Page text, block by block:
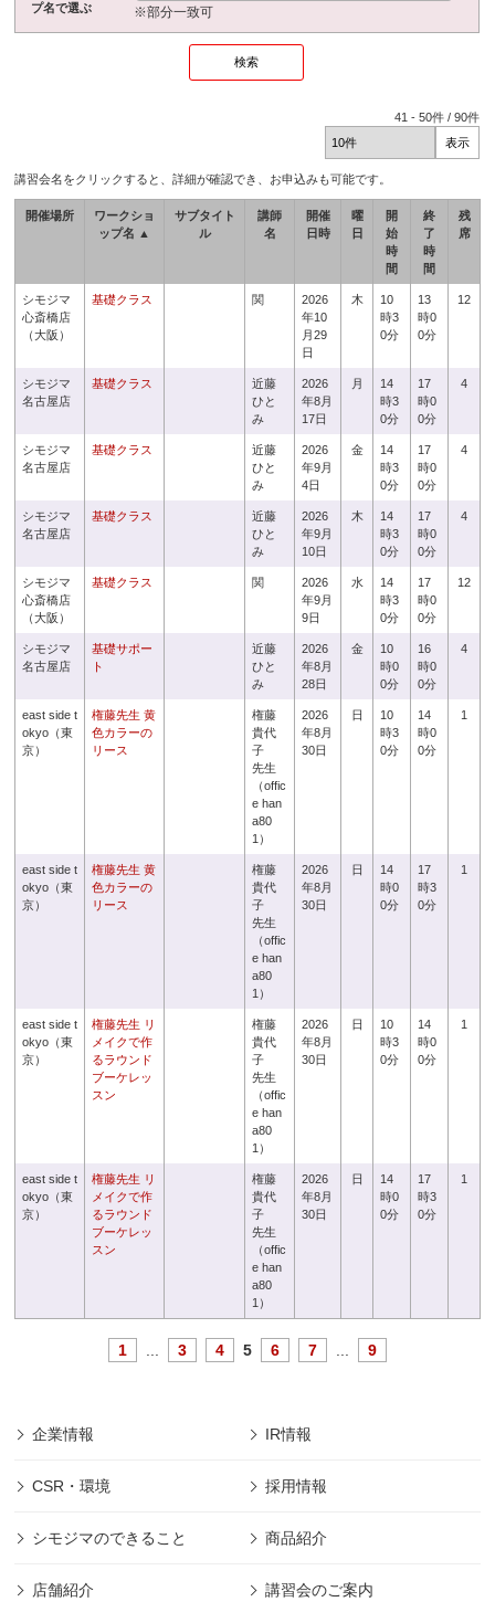
プ名で選ぶ
※部分一致可
41 -50件 /90件
講習会名をクリックすると、詳細が確認でき、お申込みも可能です。
開催場所
ワークショ
ップ名 ▲
サブタイト
ル
講師
名
開催
日時
曜
日
開
始
時
間
終
了
時
間
残
席
シモジマ
心斎橋店
（大阪）
基礎クラス 関
2026
年10
月29
日
木
10
時3
0分
13
時0
0分
12
シモジマ
名古屋店
基礎クラス
近藤
ひと
み
2026
年8月
17日
月
14
時3
0分
17
時0
0分
4
シモジマ
名古屋店
基礎クラス
近藤
ひと
み
2026
年9月
4日
金
14
時3
0分
17
時0
0分
4
シモジマ
名古屋店
基礎クラス
近藤
ひと
み
2026
年9月
10日
木
14
時3
0分
17
時0
0分
4
シモジマ
心斎橋店
（大阪）
基礎クラス 関
2026
年9月
9日
水
14
時3
0分
17
時0
0分
12
シモジマ
名古屋店
基礎サポー
ト
近藤
ひと
み
2026
年8月
28日
金
10
時0
0分
16
時0
0分
4
east side t
okyo（東
京）
権藤先生 黄
色カラーの
リース
権藤
貴代
子
先生
（offic
e han
a80
1）
2026
年8月
30日
日
10
時3
0分
14
時0
0分
1
east side t
okyo（東
京）
権藤先生 黄
色カラーの
リース
権藤
貴代
子
先生
（offic
e han
a80
1）
2026
年8月
30日
日
14
時0
0分
17
時3
0分
1
east side t
okyo（東
京）
権藤先生 リ
メイクで作
るラウンド
ブーケレッ
スン
権藤
貴代
子
先生
（offic
e han
a80
1）
2026
年8月
30日
日
10
時3
0分
14
時0
0分
1
east side t
okyo（東
京）
権藤先生 リ
メイクで作
るラウンド
ブーケレッ
スン
権藤
貴代
子
先生
（offic
e han
a80
1）
2026
年8月
30日
日
14
時0
0分
17
時3
0分
1
1 3 4 5 6 7 9
企業情報 IR情報
CSR・環境 採用情報
シモジマのできること 商品紹介
店舗紹介 講習会のご案内